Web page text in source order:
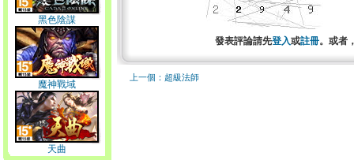
黑色陰謀
魔神戰域
天曲
發表評論請先登入或註冊。或者
上一個：超級法師